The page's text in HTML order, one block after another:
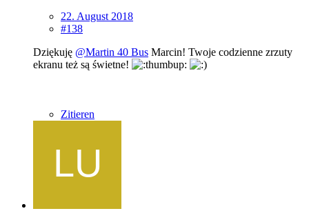
22. August 2018
#138
Dziękuję @Martin 40 Bus Marcin! Twoje codzienne zrzuty
ekranu też są świetne!
Zitieren